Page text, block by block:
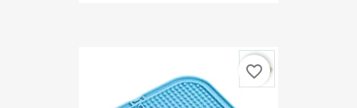
favorite_border